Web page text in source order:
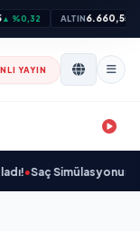
▲ %0,32 ALTIN6.660,55
YAYIN
•Saç Simülasyonunda